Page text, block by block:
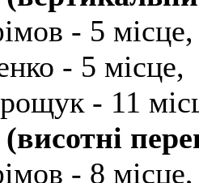
- 5 місце,
- 5 місце,
- 11
- 8 місце,